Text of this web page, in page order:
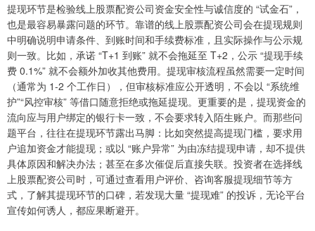
提现环节是检验线上股票配资公司资金安全性与诚信度的 “试金石”，
也是最容易暴露问题的环节。靠谱的线上股票配资公司会在提现规则
中明确说明申请条件、到账时间和手续费标准，且实际操作与公示规
则一致。比如，承诺 “T+1 到账” 就不会拖延至 T+2，公示 “提现手续
费 0.1%” 就不会额外加收其他费用。提现审核流程虽然需要一定时间
（通常为 1-2 个工作日），但审核标准应公开透明，不会以 “系统维
护”“风控审核” 等借口随意拒绝或拖延提现。更重要的是，提现资金的
流向应与用户绑定的银行卡一致，不会要求转入陌生账户。而那些问
题平台，往往在提现环节露出马脚：比如突然提高提现门槛，要求用
户追加资金才能提现；或以 “账户异常” 为由冻结提现申请，却不提供
具体原因和解决办法；甚至在多次催促后直接失联。投资者在选择线
上股票配资公司时，可通过查看用户评价、咨询客服提现细节等方
式，了解其提现环节的口碑，若发现大量 “提现难” 的投诉，无论平台
宣传如何诱人，都应果断避开。​